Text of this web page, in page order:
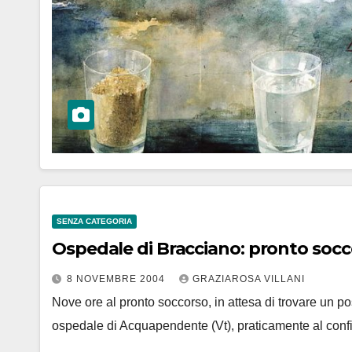
SENZA CATEGORIA
Ospedale di Bracciano: pronto
8 NOVEMBRE 2004 GRAZIAROSA VILLANI
Nove ore al pronto soccorso, in attesa di trovare un
ospedale di Acquapendente (Vt), praticamente al